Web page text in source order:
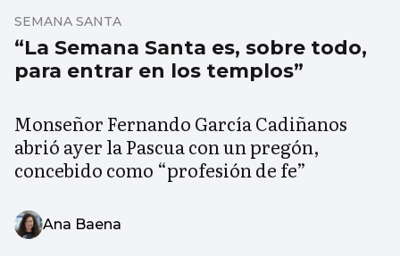
“La Semana Santa es, sobre todo,
para entrar en los templos”
SEMANA SANTA
Monseñor Fernando García Cadiñanos
abrió ayer la Pascua con un pregón,
concebido como “profesión de fe”
Ana Baena